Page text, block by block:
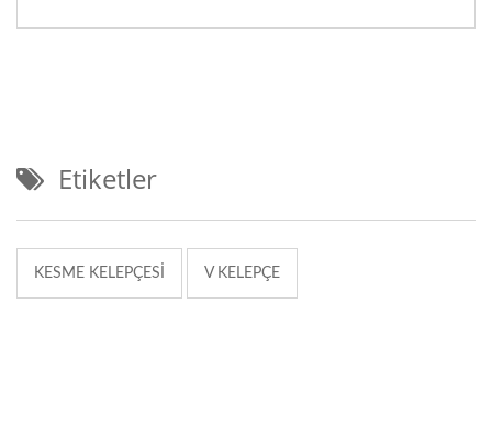
Etiketler
KESME KELEPÇESI V KELEPÇE